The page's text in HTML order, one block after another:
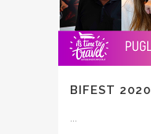
BIFEST 2020